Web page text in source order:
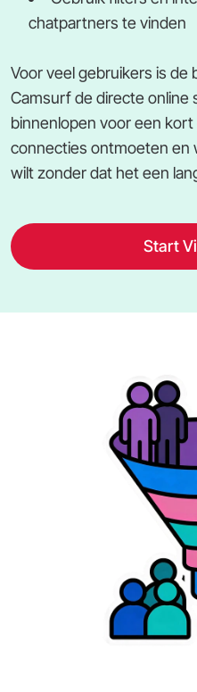
chatpartners te vinden
Voor veel gebruikers is de
Camsurf de directe online
binnenlopen voor een
connecties ontmoeten en
wilt zonder dat het een
Start